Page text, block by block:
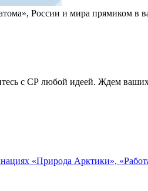
России и мира прямиком в
с СР любой идеей. Ждем
«Природа Арктики»,